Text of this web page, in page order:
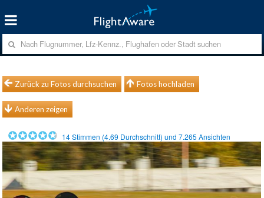
Zurück zu Fotos durchsuchen Fotos hochladen
Anderen zeigen
14Stimmen (4.69 Durchschnitt) und7.265 Ansichten